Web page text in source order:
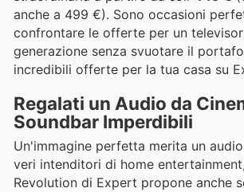
anche a 499 €). Sono occasioni
confrontare le offerte per un
generazione senza svuotare il
incredibili offerte per la tua casa su
Regalati un Audio da
Soundbar Imperdibili
Un'immagine perfetta merita un
veri intenditori di home
Revolution di Expert propone anche